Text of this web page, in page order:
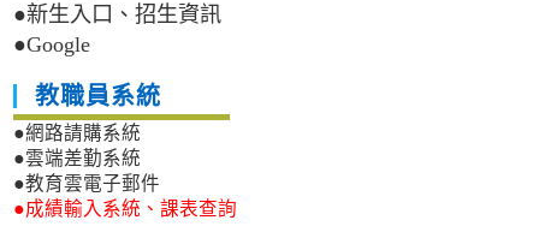
●新生入口、招生資訊
●Google
教職員系統
●網路請購系統
●雲端差勤系統
●教育雲電子郵件
●成績輸入系統、課表查詢